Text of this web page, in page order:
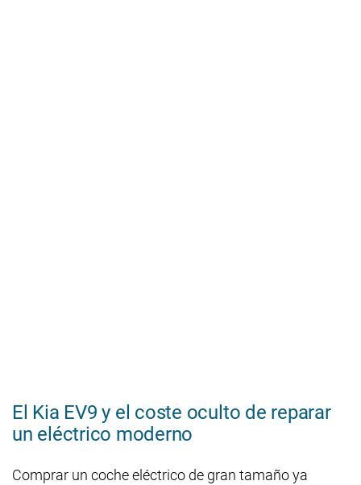
El Kia EV9 y el coste oculto de reparar
un eléctrico moderno
Comprar un coche eléctrico de gran tamaño ya